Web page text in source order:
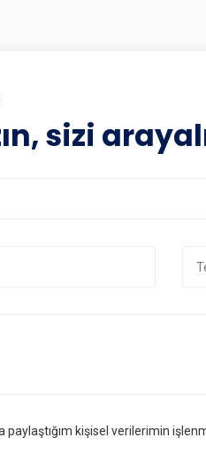
sizi
paylaştığım kişisel verilerimin